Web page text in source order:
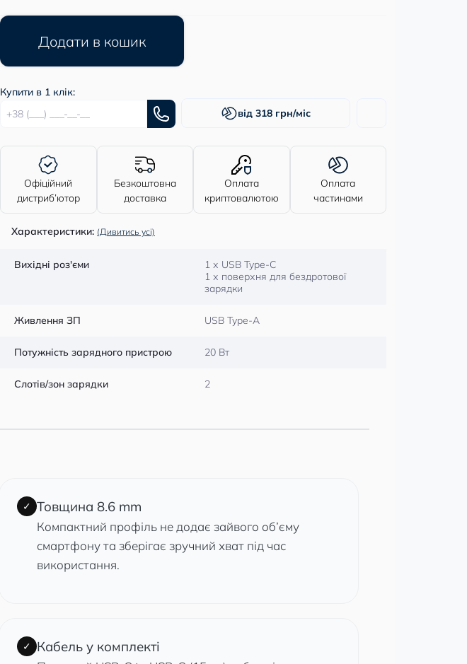
Додати в кошик
Купити в 1 клік:
від 318 грн/міс
Офіційний
дистриб’ютор
Безкоштовна
доставка
Оплата
криптовалютою
Оплата
частинами
Характеристики: (Дивитись усі)
Вихідні роз'єми
1 х USB Type-C
1 х поверхня для бездротової
зарядки
Живлення ЗП USB Type-A
Потужність зарядного пристрою 20 Вт
Слотів/зон зарядки 2
✓ Товщина 8.6 mm
Компактний профіль не додає зайвого об’єму
смартфону та зберігає зручний хват під час
використання.
✓ Кабель у комплекті